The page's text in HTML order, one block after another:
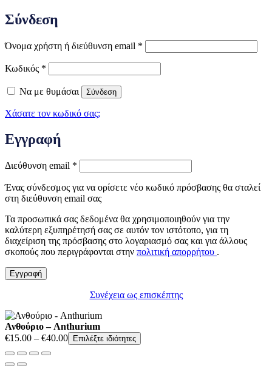
Σύνδεση
Όνομα χρήστη ή διεύθυνση email *
Κωδικός *
Να με θυμάσαι Σύνδεση
Χάσατε τον κωδικό σας;
Εγγραφή
Διεύθυνση email *
Ένας σύνδεσμος για να ορίσετε νέο κωδικό πρόσβασης θα σταλεί
στη διεύθυνση email σας
Τα προσωπικά σας δεδομένα θα χρησιμοποιηθούν για την
καλύτερη εξυπηρέτησή σας σε αυτόν τον ιστότοπο, για τη
διαχείριση της πρόσβασης στο λογαριασμό σας και για άλλους
σκοπούς που περιγράφονται στην πολιτική απορρήτου .
Εγγραφή
Συνέχεια ως επισκέπτης
Ανθούριο – Anthurium
€15.00 – €40.00Price
range:
Επιλέξτε ιδιότητες